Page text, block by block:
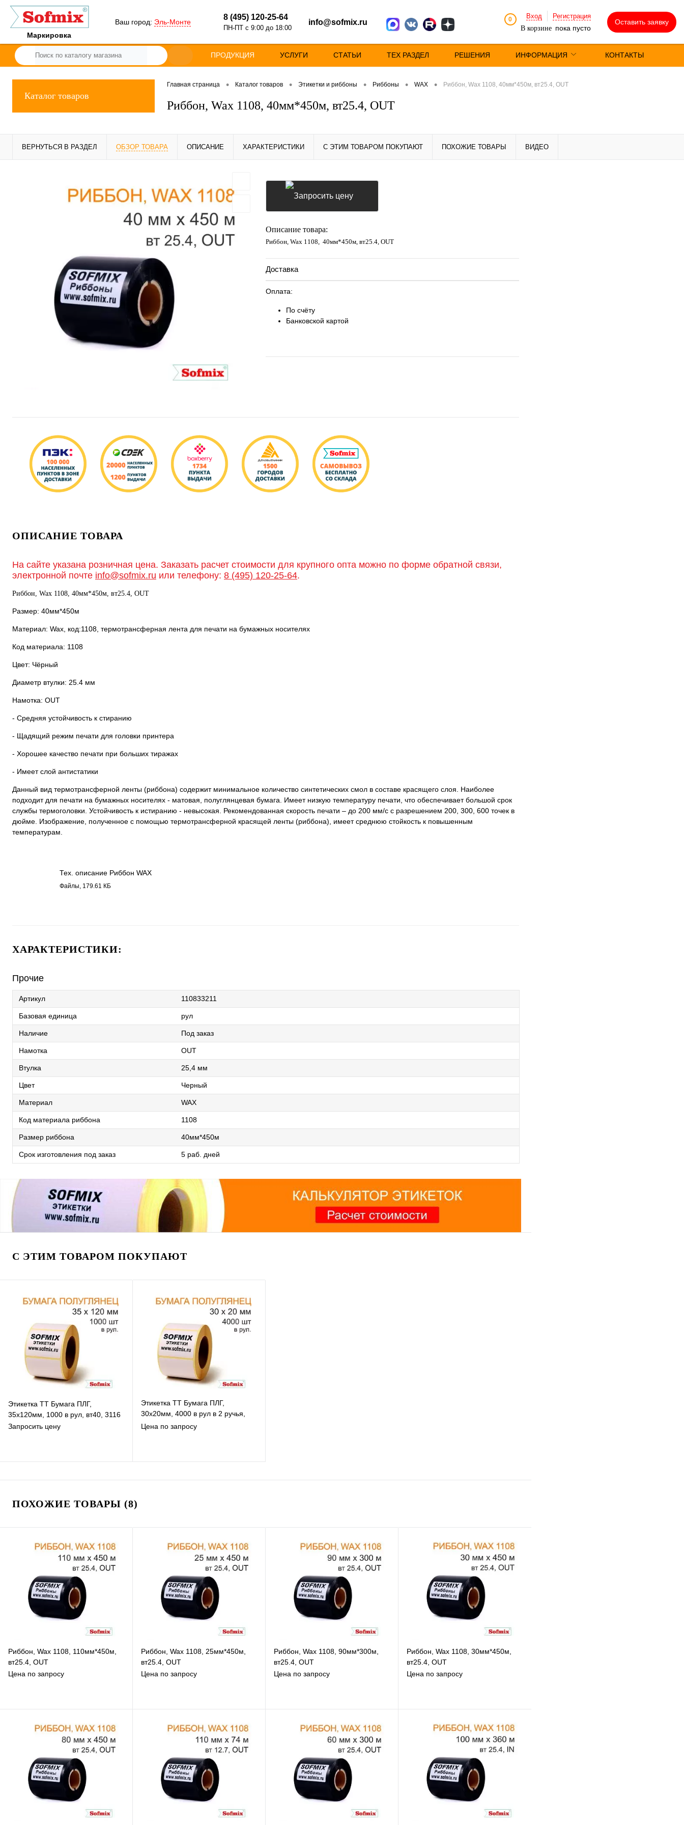
Маркировка
Ваш город: Эль-Монте
8 (495) 120-25-64
ПН-ПТ с 9:00 до 18:00
info@sofmix.ru 0 Вход
Регистрация
В корзине пока пусто
Оставить заявку
ПРОДУКЦИЯ УСЛУГИ СТАТЬИ ТЕХ РАЗДЕЛ РЕШЕНИЯ ИНФОРМАЦИЯ КОНТАКТЫ
Каталог товаров
Главная страница • Каталог товаров • Этикетки и риббоны • Риббоны • WAX • Риббон, Wax 1108, 40мм*450м, вт25.4, OUT
Риббон, Wax 1108, 40мм*450м, вт25.4, OUT
ВЕРНУТЬСЯ В РАЗДЕЛ ОБЗОР ТОВАРА ОПИСАНИЕ ХАРАКТЕРИСТИКИ С ЭТИМ ТОВАРОМ ПОКУПАЮТ ПОХОЖИЕ ТОВАРЫ ВИДЕО
Запросить цену
Описание товара:
Риббон, Wax 1108, 40мм*450м, вт25.4, OUT
Доставка
Оплата:
По счёту
Банковской картой
ОПИСАНИЕ ТОВАРА
На сайте указана розничная цена. Заказать расчет стоимости для крупного опта можно по форме обратной связи,
электронной почте info@sofmix.ru или телефону: 8 (495) 120-25-64.
Риббон, Wax 1108, 40мм*450м, вт25.4, OUT
Размер: 40мм*450м
Материал: Wax, код:1108, термотрансферная лента для печати на бумажных носителях
Код материала: 1108
Цвет: Чёрный
Диаметр втулки: 25.4 мм
Намотка: OUT
- Средняя устойчивость к стиранию
- Щадящий режим печати для головки принтера
- Хорошее качество печати при больших тиражах
- Имеет слой антистатики
Данный вид термотрансферной ленты (риббона) содержит минимальное количество синтетических смол в составе красящего слоя. Наиболее
подходит для печати на бумажных носителях - матовая, полуглянцевая бумага. Имеет низкую температуру печати, что обеспечивает большой срок
службы термоголовки. Устойчивость к истиранию - невысокая. Рекомендованная скорость печати – до 200 мм/с с разрешением 200, 300, 600 точек в
дюйме. Изображение, полученное с помощью термотрансферной красящей ленты (риббона), имеет среднюю стойкость к повышенным
температурам.
Тех. описание Риббон WAX
1108.pdf
Файлы, 179.61 КБ
ХАРАКТЕРИСТИКИ:
Прочие
Артикул 110833211
Базовая единица рул
Наличие Под заказ
Намотка OUT
Втулка 25,4 мм
Цвет Черный
Материал WAX
Код материала риббона 1108
Размер риббона 40мм*450м
Срок изготовления под заказ 5 раб. дней
С ЭТИМ ТОВАРОМ ПОКУПАЮТ
Этикетка ТТ Бумага ПЛГ,
35х120мм, 1000 в рул, вт40, 3116
Запросить цену
В избранное
В наличии
Этикетка ТТ Бумага ПЛГ,
30х20мм, 4000 в рул в 2 ручья,
вт76, 3116
Цена по запросу
В избранное
ПОХОЖИЕ ТОВАРЫ (8)
Риббон, Wax 1108, 110мм*450м,
вт25.4, OUT
Цена по запросу
В избранное
К сравнению
В наличии
Риббон, Wax 1108, 25мм*450м,
вт25.4, OUT
Цена по запросу
В избранное
К сравнению
Под заказ
Риббон, Wax 1108, 90мм*300м,
вт25.4, OUT
Цена по запросу
В избранное
К сравнению
Под заказ
Риббон, Wax 1108, 30мм*450м,
вт25.4, OUT
Цена по запросу
В избранное
К сравнению